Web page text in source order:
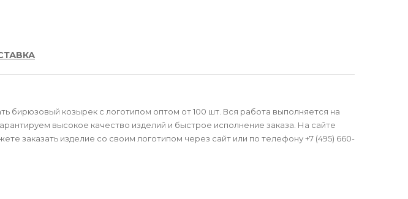
бирюзовый козырек с логотипом оптом от 100 шт. Вся работа выполняется на
высокое качество изделий и быстрое исполнение заказа. На сайте
заказать изделие со своим логотипом через сайт или по телефону +7 (495) 660-